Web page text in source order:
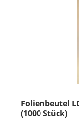
Folienbeutel
(1000 Stück)